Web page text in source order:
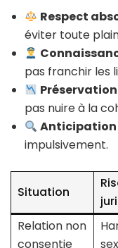
Respect
éviter toute
pas franchir les
pas nuire à la
Anticipation
impulsivement.
Situation
Relation non
consentie